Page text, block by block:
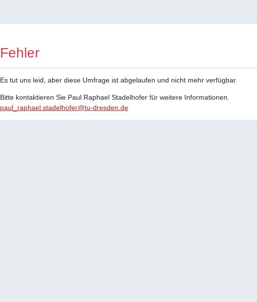
Fehler
Es tut uns leid, aber diese Umfrage ist abgelaufen und nicht mehr verfügbar.
Bitte kontaktieren Sie Paul Raphael Stadelhofer für weitere Informationen.
paul_raphael.stadelhofer@tu-dresden.de